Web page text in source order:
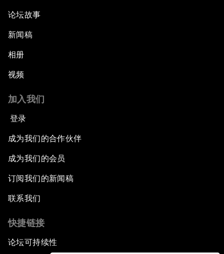
论坛故事
新闻稿
相册
视频
加入我们
登录
成为我们的合作伙伴
成为我们的会员
订阅我们的新闻稿
联系我们
快捷链接
论坛可持续性